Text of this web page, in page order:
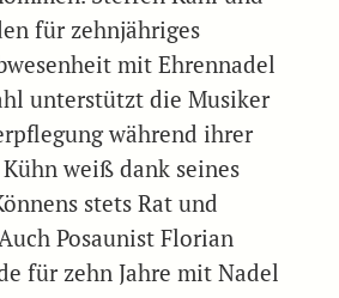
für zehnjähriges
mit Ehrennadel
unterstützt die Musiker
während ihrer
weiß dank seines
stets Rat und
Posaunist Florian
für zehn Jahre mit Nadel